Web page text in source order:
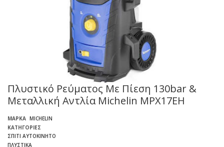
Πλυστικό Ρεύματος Mε Πίεση 130bar &
Μεταλλική Αντλία Michelin MPX17EH
ΜΆΡΚΑ MICHELIN
ΚΑΤΗΓΟΡΊΕΣ
ΣΠΊΤΙ ΑΥΤΟΚΊΝΗΤΟ
ΠΛΥΣΤΙΚΆ